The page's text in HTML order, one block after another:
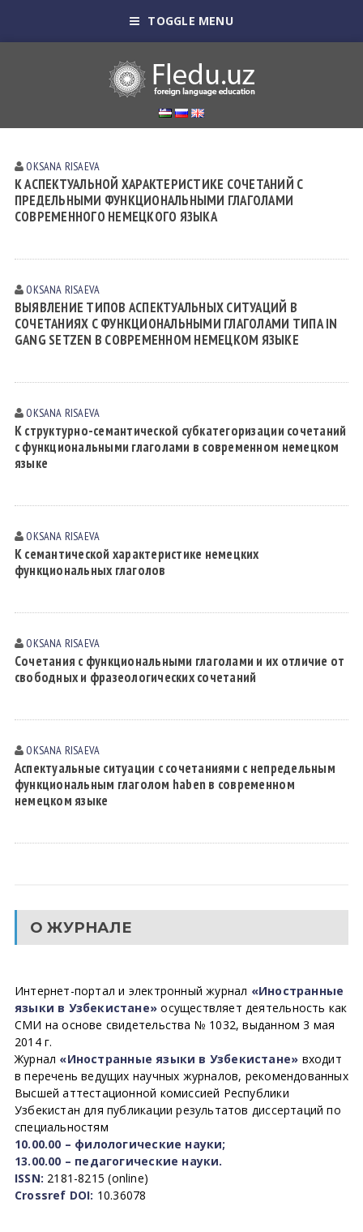
TOGGLE MENU
OKSANA RISАEVА
К АСПЕКТУАЛЬНОЙ ХАРАКТЕРИСТИКЕ СОЧЕТАНИЙ С
ПРЕДЕЛЬНЫМИ ФУНКЦИОНАЛЬНЫМИ ГЛАГОЛАМИ
СОВРЕМЕННОГО НЕМЕЦКОГО ЯЗЫКА
OKSANA RISАEVА
ВЫЯВЛЕНИЕ ТИПОВ АСПЕКТУАЛЬНЫХ СИТУАЦИЙ В
СОЧЕТАНИЯХ С ФУНКЦИОНАЛЬНЫМИ ГЛАГОЛАМИ ТИПА IN
GANG SETZEN В СОВРЕМЕННОМ НЕМЕЦКОМ ЯЗЫКЕ
OKSANA RISАEVА
К структурно-семантической субкатегоризации сочетаний
с функциональными глаголами в современном немецком
языке
OKSANA RISАEVА
К семантической характеристике немецких
функциональных глаголов
OKSANA RISАEVА
Сочетания с функциональными глаголами и их отличие от
свободных и фразеологических сочетаний
OKSANA RISАEVА
Аспектуальные ситуации с сочетаниями с непредельным
функциональным глаголом haben в современном
немецком языке
О ЖУРНАЛЕ
Интернет-портал и электронный журнал «Иностранные
языки в Узбекистане» осуществляет деятельность как
СМИ на основе свидетельства № 1032, выданном 3 мая
2014 г.
Журнал «Иностранные языки в Узбекистане» входит
в перечень ведущих научных журналов, рекомендованных
Высшей аттестационной комиссией Республики
Узбекистан для публикации результатов диссертаций по
специальностям
10.00.00 – филологические науки;
13.00.00 – педагогические науки.
ISSN: 2181-8215 (online)
Crossref DOI: 10.36078